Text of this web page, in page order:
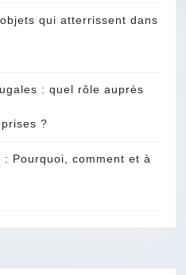
qui atterrissent dans
: quel rôle auprès
?
Pourquoi, comment et à